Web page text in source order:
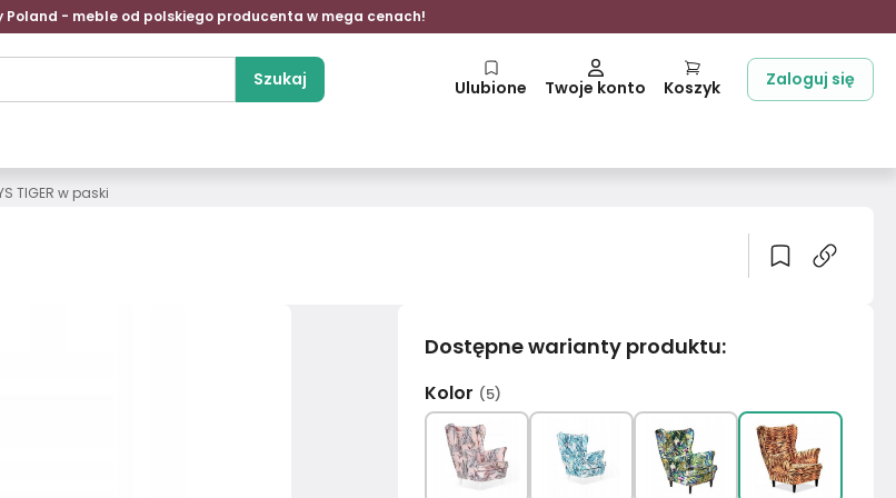
Poland - meble od polskiego producenta w mega cenach!
Szukaj Ulubione Twoje konto Koszyk Zaloguj się
TIGER w paski
Dostępne warianty produktu:
Kolor (5)